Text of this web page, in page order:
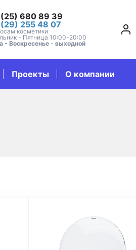
680 89 39
255 48 07
косметики
- Пятница 10:00-20:00
- Воскресенье - выходной
Проекты О компании